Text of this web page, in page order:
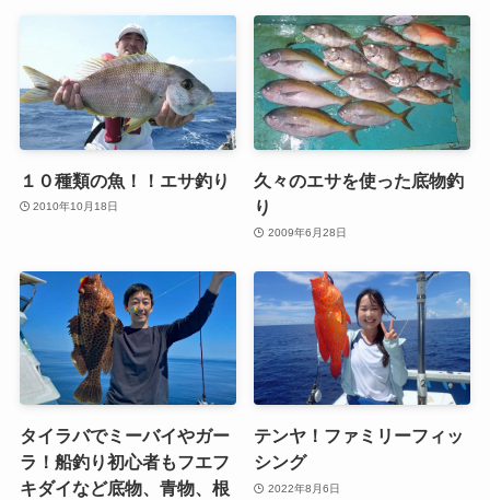
１０種類の魚！！エサ釣り
2010年10月18日
久々のエサを使った底物釣
り
2009年6月28日
タイラバでミーバイやガー
ラ！船釣り初心者もフエフ
キダイなど底物、青物、根
テンヤ！ファミリーフィッ
シング
2022年8月6日